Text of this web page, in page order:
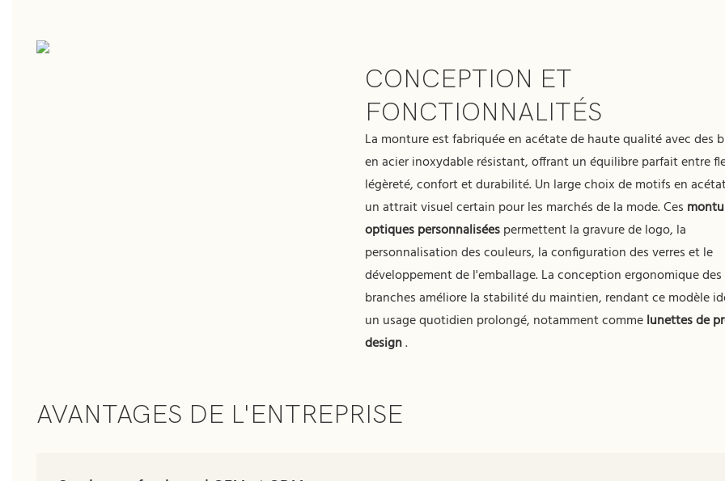
CONCEPTION ET
FONCTIONNALITÉS
La monture est fabriquée en acétate de haute qualité avec des
en acier inoxydable résistant, offrant un équilibre parfait entre
légèreté, confort et durabilité. Un large choix de motifs en
un attrait visuel certain pour les marchés de la mode. Ces
optiques personnaliséespermettent la gravure de logo, la
personnalisation des couleurs, la configuration des verres et le
développement de l'emballage. La conception ergonomique des
branches améliore la stabilité du maintien, rendant ce modèle
un usage quotidien prolongé, notamment commelunettes de
design.
AVANTAGES DE L'ENTREPRISE